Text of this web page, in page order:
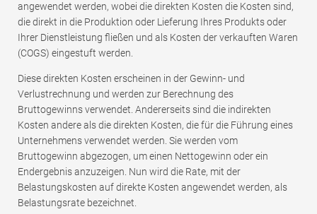
angewendet werden, wobei die direkten Kosten die Kosten sind,
die direkt in die Produktion oder Lieferung Ihres Produkts oder
Ihrer Dienstleistung fließen und als Kosten der verkauften Waren
(COGS) eingestuft werden.
Diese direkten Kosten erscheinen in der Gewinn- und
Verlustrechnung und werden zur Berechnung des
Bruttogewinns verwendet. Andererseits sind die indirekten
Kosten andere als die direkten Kosten, die für die Führung eines
Unternehmens verwendet werden. Sie werden vom
Bruttogewinn abgezogen, um einen Nettogewinn oder ein
Endergebnis anzuzeigen. Nun wird die Rate, mit der
Belastungskosten auf direkte Kosten angewendet werden, als
Belastungsrate bezeichnet.